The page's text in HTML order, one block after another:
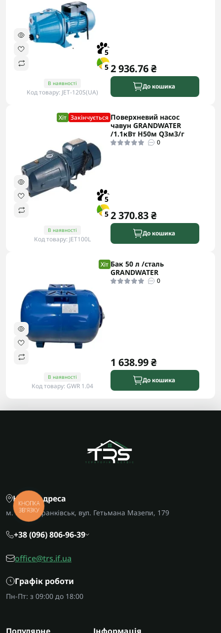
5
5
В наявності
Код товару: JET-120S(UA)
2 936.76 ₴
До кошика
Хіт Закінчується
5
5
В наявності
Код товару: JET100L
Поверхневий насос
чавун GRANDWATER
/1.1кВт H50м Q3м3/г
0
2 370.83 ₴
До кошика
Хіт
В наявності
Код товару: GWR 1.04
Бак 50 л /сталь
GRANDWATER
0
1 638.99 ₴
До кошика
Наша адреса
м. Івано-Франківськ, вул. Гетьмана Мазепи, 179
+38 (096) 806-96-39
office@trs.if.ua
Графік роботи
Пн-Пт: з 09:00 до 18:00
КНОПКА
ЗВ'ЯЗКУ